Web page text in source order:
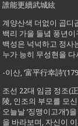
誰能更續武城絃
계양산색 더없이 곱디
백리 가을 들녘 풍년이
백성은 넉넉하고 정사
누가 능히 무성현을 다
-이산, ‘富平行幸詩
조선 22대 임금 정조(
陵, 인조의 부모를 모
오늘날 ‘징맹이고개’)
을 바라보며, 자신이